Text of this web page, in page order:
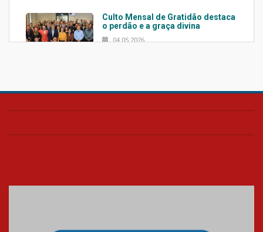
Culto Mensal de Gratidão destaca
o perdão e a graça divina
04.05.2026
Confira como foi o culto mensal